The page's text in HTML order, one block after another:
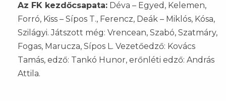
Az FK kezdőcsapata: Déva – Egyed, Kelemen,
Forró, Kiss – Sípos T., Ferencz, Deák – Miklós, Kósa,
Szilágyi. Játszott még: Vrencean, Szabó, Szatmáry,
Fogas, Marucza, Sípos L. Vezetőedző: Kovács
Tamás, edző: Tankó Hunor, erőnléti edző: András
Attila.